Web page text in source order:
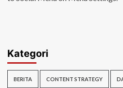
Kategori
BERITA CONTENT STRATEGY